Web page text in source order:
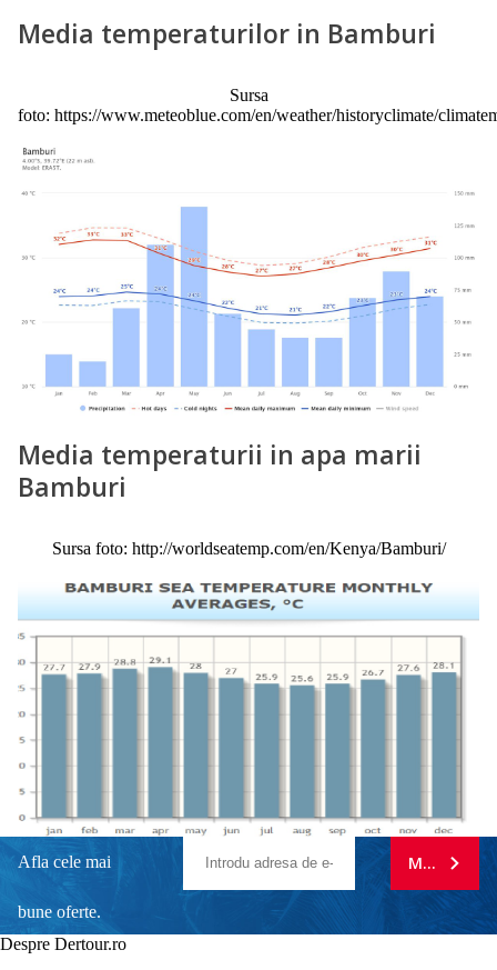
Media temperaturilor in Bamburi
Sursa
foto: https://www.meteoblue.com/en/weather/historyclimate/
Media temperaturii in apa marii
Bamburi
Sursa foto: http://worldseatemp.com/en/Kenya/Bamburi/
Afla cele mai
bune oferte.
MA
Despre Dertour.ro